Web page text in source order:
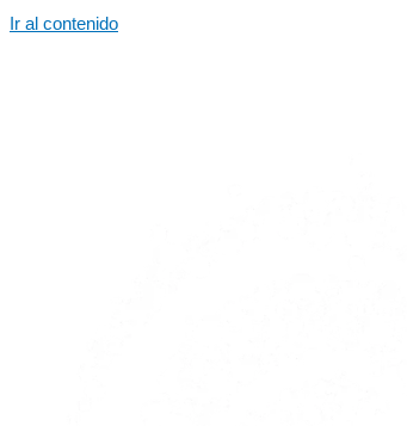
Ir al contenido